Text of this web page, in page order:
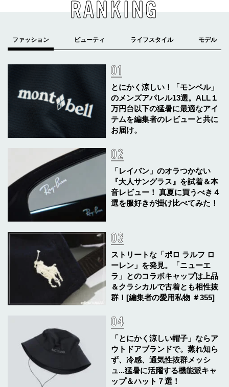
RANKING
とにかく涼しい！「モンベル」
のメンズアパレル13選。ALL１
万円台以下の猛暑に最適なアイ
テムを編集者のレビューと共に
お届け。
「レイバン」のオラつかない
『大人サングラス』を試着＆本
音レビュー！ 真夏に買うべき４
選を服好きが掛け比べてみた！
ストリートな「ポロ ラルフ ロ
ーレン」を発見。「ニューエ
ラ」とのコラボキャップは上品
＆クラシカルで古着とも相性抜
群！[編集者の愛用私物 ＃355]
「とにかく涼しい帽子」ならア
ウトドアブランドで。蒸れ知ら
ず、冷感、通気性抜群メッシ
ュ...猛暑に活躍する機能派キャ
ップ＆ハット７選！